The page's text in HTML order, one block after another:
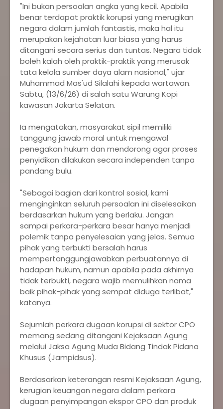
‎"Ini bukan persoalan angka yang kecil. Apabila
benar terdapat praktik korupsi yang merugikan
negara dalam jumlah fantastis, maka hal itu
merupakan kejahatan luar biasa yang harus
ditangani secara serius dan tuntas. Negara tidak
boleh kalah oleh praktik-praktik yang merusak
tata kelola sumber daya alam nasional," ujar
Muhammad Mas'ud Silalahi kepada wartawan.
Sabtu, (13/6/26) di salah satu Warung Kopi
kawasan Jakarta Selatan.
‎Ia mengatakan, masyarakat sipil memiliki
tanggung jawab moral untuk mengawal
penegakan hukum dan mendorong agar proses
penyidikan dilakukan secara independen tanpa
pandang bulu.
‎"Sebagai bagian dari kontrol sosial, kami
menginginkan seluruh persoalan ini diselesaikan
berdasarkan hukum yang berlaku. Jangan
sampai perkara-perkara besar hanya menjadi
polemik tanpa penyelesaian yang jelas. Semua
pihak yang terbukti bersalah harus
mempertanggungjawabkan perbuatannya di
hadapan hukum, namun apabila pada akhirnya
tidak terbukti, negara wajib memulihkan nama
baik pihak-pihak yang sempat diduga terlibat,"
katanya.
‎Sejumlah perkara dugaan korupsi di sektor CPO
memang sedang ditangani Kejaksaan Agung
melalui Jaksa Agung Muda Bidang Tindak Pidana
Khusus (Jampidsus).
‎Berdasarkan keterangan resmi Kejaksaan Agung,
kerugian keuangan negara dalam perkara
dugaan penyimpangan ekspor CPO dan produk